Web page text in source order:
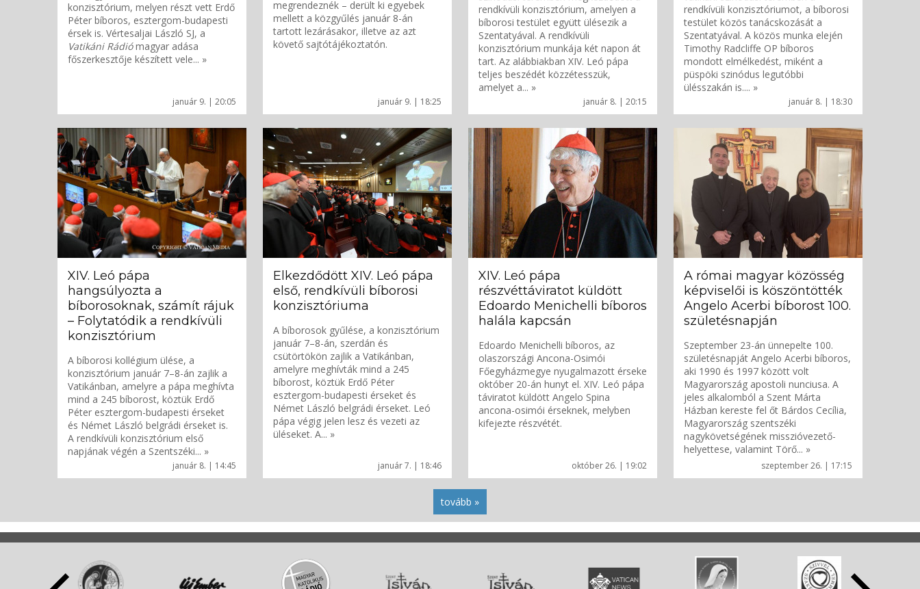
január 9. | 20:05
konzisztórium, melyen részt vett Erdő
Péter bíboros, esztergom-budapesti
érsek is. Vértesaljai László SJ, a
Vatikáni Rádiómagyar adása
főszerkesztője készített vele... »
január 9. | 18:25
megrendeznék – derült ki egyebek
mellett a közgyűlés január 8-án
tartott lezárásakor, illetve az azt
követő sajtótájékoztatón.
január 8. | 20:15
rendkívüli konzisztórium, amelyen a
bíborosi testület együtt ülésezik a
Szentatyával. A rendkívüli
konzisztórium munkája két napon át
tart. Az alábbiakban XIV. Leó pápa
teljes beszédét közzétesszük,
amelyet a... »
január 8. | 18:30
rendkívüli konzisztóriumot, a bíborosi
testület közös tanácskozását a
Szentatyával. A közös munka elején
Timothy Radcliffe OP bíboros
mondott elmélkedést, miként a
püspöki szinódus legutóbbi
ülésszakán is.... »
január 8. | 14:45
XIV. Leó pápa
hangsúlyozta a
bíborosoknak, számít rájuk
– Folytatódik a rendkívüli
konzisztórium
A bíborosi kollégium ülése, a
konzisztórium január 7–8-án zajlik a
Vatikánban, amelyre a pápa meghívta
mind a 245 bíborost, köztük Erdő
Péter esztergom-budapesti érseket
és Német László belgrádi érseket is.
A rendkívüli konzisztórium első
napjának végén a Szentszéki... »
január 7. | 18:46
Elkezdődött XIV. Leó pápa
első, rendkívüli bíborosi
konzisztóriuma
A bíborosok gyűlése, a konzisztórium
január 7–8-án, szerdán és
csütörtökön zajlik a Vatikánban,
amelyre meghívták mind a 245
bíborost, köztük Erdő Péter
esztergom-budapesti érseket és
Német László belgrádi érseket. Leó
pápa végig jelen lesz és vezeti az
üléseket. A... »
október 26. | 19:02
XIV. Leó pápa
részvéttáviratot küldött
Edoardo Menichelli bíboros
halála kapcsán
Edoardo Menichelli bíboros, az
olaszországi Ancona-Osimói
Főegyházmegye nyugalmazott érseke
október 20-án hunyt el. XIV. Leó pápa
táviratot küldött Angelo Spina
ancona-osimói érseknek, melyben
kifejezte részvétét.
szeptember 26. | 17:15
A római magyar közösség
képviselői is köszöntötték
Angelo Acerbi bíborost 100.
születésnapján
Szeptember 23-án ünnepelte 100.
születésnapját Angelo Acerbi bíboros,
aki 1990 és 1997 között volt
Magyarország apostoli nunciusa. A
jeles alkalomból a Szent Márta
Házban kereste fel őt Bárdos Cecília,
Magyarország szentszéki
nagykövetségének misszióvezető-
helyettese, valamint Törő... »
tovább »